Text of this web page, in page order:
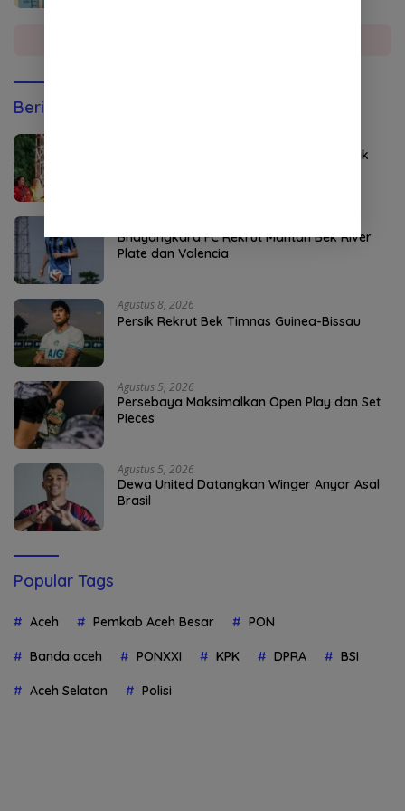
Berita Olahraga
Kapolri Jadi Anggota Kehormatan Tapak
Bhayangkara FC Rekrut Mantan Bek River
Plate dan Valencia
Agustus 8, 2026
Persik Rekrut Bek Timnas Guinea-Bissau
Agustus 5, 2026
Persebaya Maksimalkan Open Play dan Set
Pieces
Agustus 5, 2026
Dewa United Datangkan Winger Anyar Asal
Brasil
Popular Tags
Aceh Pemkab Aceh Besar PON
Banda aceh PONXXI KPK DPRA BSI
Aceh Selatan Polisi